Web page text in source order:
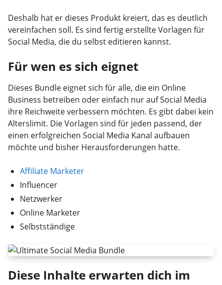
Deshalb hat er dieses Produkt kreiert, das es deutlich
vereinfachen soll. Es sind fertig erstellte Vorlagen für
Social Media, die du selbst editieren kannst.
Für wen es sich eignet
Dieses Bundle eignet sich für alle, die ein Online
Business betreiben oder einfach nur auf Social Media
ihre Reichweite verbessern möchten. Es gibt dabei kein
Alterslimit. Die Vorlagen sind für jeden passend, der
einen erfolgreichen Social Media Kanal aufbauen
möchte und bisher Herausforderungen hatte.
Affiliate Marketer
Influencer
Netzwerker
Online Marketer
Selbstständige
Diese Inhalte erwarten dich im